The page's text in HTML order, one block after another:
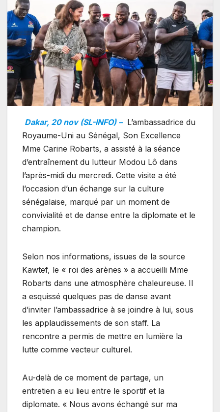
Dakar, 20 nov (SL-INFO) – L’ambassadrice du
Royaume-Uni au Sénégal, Son Excellence
Mme Carine Robarts, a assisté à la séance
d’entraînement du lutteur Modou Lô dans
l’après-midi du mercredi. Cette visite a été
l’occasion d’un échange sur la culture
sénégalaise, marqué par un moment de
convivialité et de danse entre la diplomate et le
champion.
Selon nos informations, issues de la source
Kawtef, le « roi des arènes » a accueilli Mme
Robarts dans une atmosphère chaleureuse. Il
a esquissé quelques pas de danse avant
d’inviter l’ambassadrice à se joindre à lui, sous
les applaudissements de son staff. La
rencontre a permis de mettre en lumière la
lutte comme vecteur culturel.
Au-delà de ce moment de partage, un
entretien a eu lieu entre le sportif et la
diplomate. « Nous avons échangé sur ma